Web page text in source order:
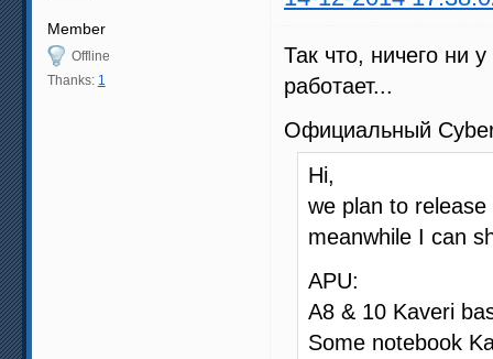
Member
Offline
Thanks: 1
Так что, ничего ни
работает...
Официальный
Hi,
we plan to
meanwhile I can
APU:
A8 & 10 Kaveri
Some notebook